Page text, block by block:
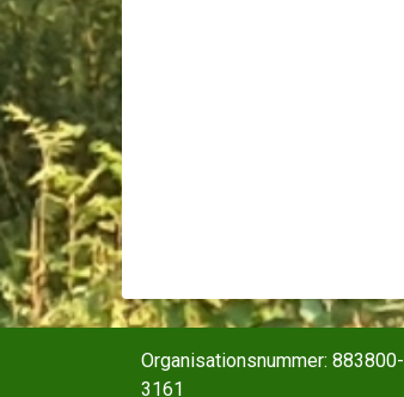
Organisationsnummer: 883800-
3161